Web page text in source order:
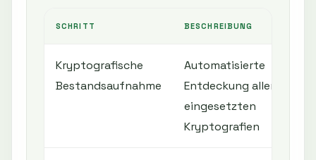
SCHRITT BESCHREIBUNG
Kryptografische
Bestandsaufnahme
Automatisierte
Entdeckung aller
eingesetzten
Kryptografien